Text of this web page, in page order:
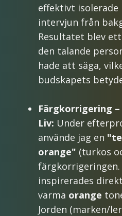
effektivt isolerade
intervjun från
Resultatet blev
den talande
hade att säga,
budskapets
Färgkorrigering –
Liv: Under
använde jag en
orange" (turkos
inspirerades
varma orange
Jorden (marken/